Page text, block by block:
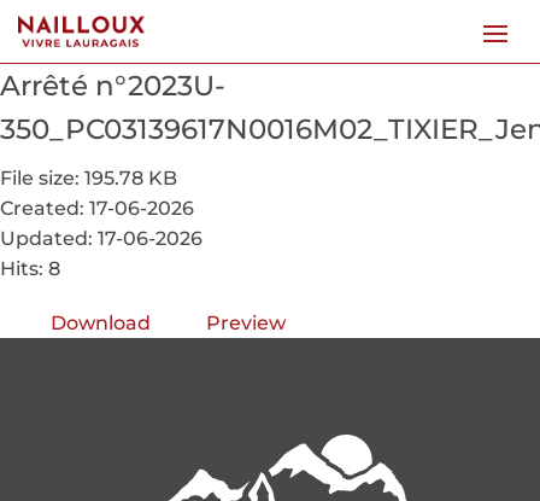
Arrêté n°2023U-
File size: 195.78 KB
Created: 17-06-2026
Updated: 17-06-2026
Hits: 8
Download Preview